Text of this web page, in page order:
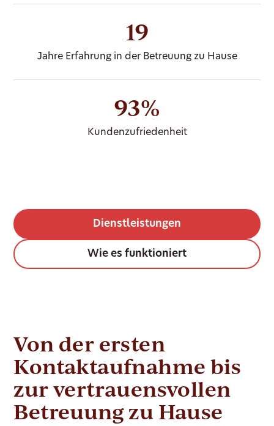
19
Jahre Erfahrung in der Betreuung zu Hause
93%
Kundenzufriedenheit
Dienstleistungen
Wie es funktioniert
Von der ersten
Kontaktaufnahme bis
zur vertrauensvollen
Betreuung zu Hause